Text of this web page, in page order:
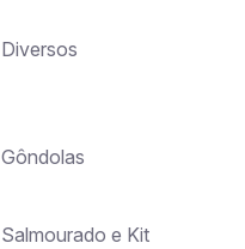
Diversos
Gôndolas
Salmourado e Kit